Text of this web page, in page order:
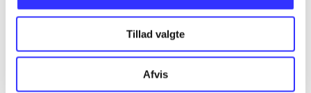
Tillad valgte
Afvis
Artikler
Alle registrerede artikler fordelt på udgivelser